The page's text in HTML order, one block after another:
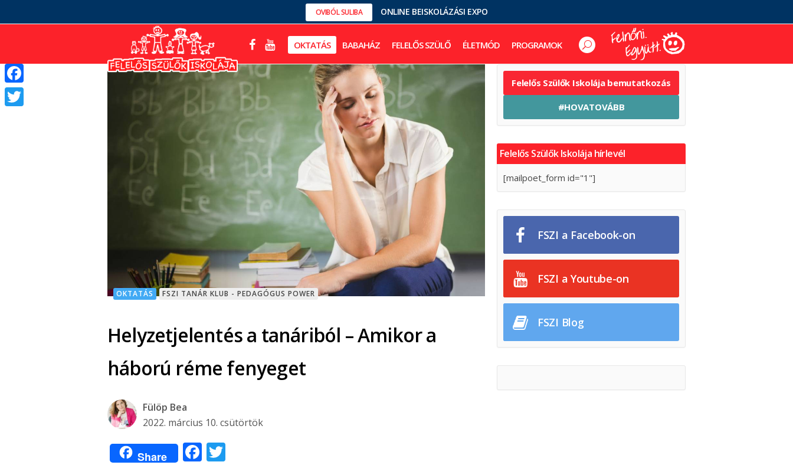
OVIBÓL SULIBA ONLINE BEISKOLÁZÁSI EXPO
OKTATÁS BABAHÁZ FELELŐS SZÜLŐ ÉLETMÓD PROGRAMOK
OKTATÁS FSZI TANÁR KLUB - PEDAGÓGUS POWER
Helyzetjelentés a tanáriból – Amikor a
háború réme fenyeget
Fülöp Bea
2022. március 10. csütörtök
Share Facebook
Felelős Szülők Iskolája bemutatkozás
#HOVATOVÁBB
Felelős Szülők Iskolája hírlevél
[mailpoet_form id="1"]
FSZI a Facebook-on
FSZI a Youtube-on
FSZI Blog
Facebook